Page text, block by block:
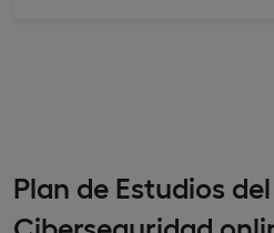
Plan de Estudios
Ciberseguridad